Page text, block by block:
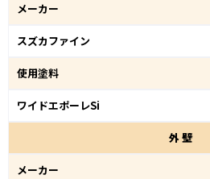
メーカー
スズカファイン
使用塗料
ワイドエポーレSi
外壁
メーカー